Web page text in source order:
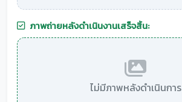
ภาพถ่ายหลังดำเนินงานเสร็จสิ้น:
ไม่มีภาพหลังดำเนินการ